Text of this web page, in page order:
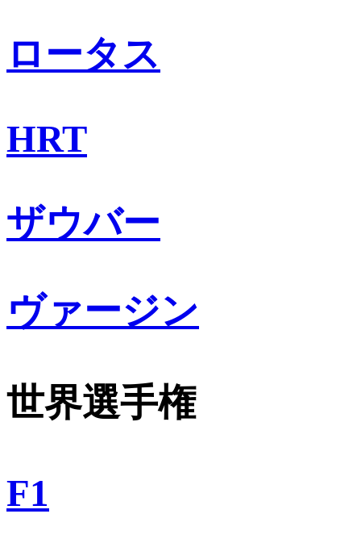
ロータス
HRT
ザウバー
ヴァージン
世界選手権
F1